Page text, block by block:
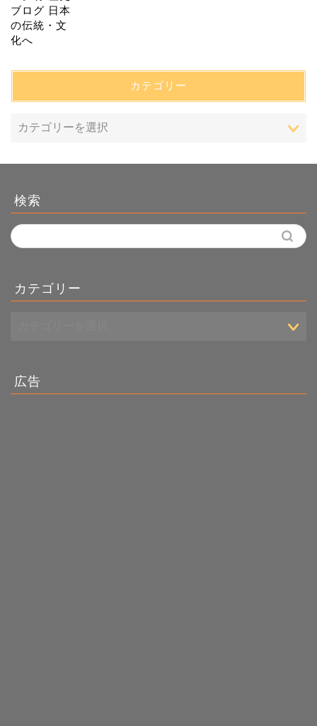
カテゴリー
検索
カテゴリー
広告